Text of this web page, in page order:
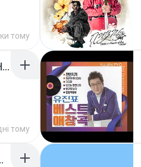
тому
[Witanime.com] TSTJWGCDMS EP 07 HD.mp4
тому
롤.mp4.m4a